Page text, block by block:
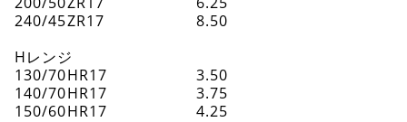
240/45ZR17
Hレンジ
130/70HR17
140/70HR17
150/60HR17
8.50
3.50
3.75
4.25